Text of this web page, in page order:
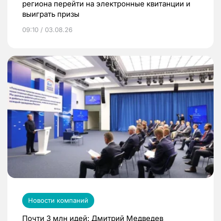
региона перейти на электронные квитанции и
выиграть призы
09:10 / 03.08.26
Новости компаний
Почти 3 млн идей: Дмитрий Медведев